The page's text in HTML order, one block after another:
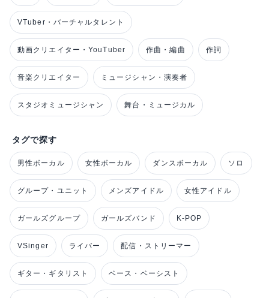
VTuber・バーチャルタレント
動画クリエイター・YouTuber 作曲・編曲 作詞
音楽クリエイター ミュージシャン・演奏者
スタジオミュージシャン 舞台・ミュージカル
タグで探す
男性ボーカル 女性ボーカル ダンスボーカル ソロ
グループ・ユニット メンズアイドル 女性アイドル
ガールズグループ ガールズバンド K-POP
VSinger ライバー 配信・ストリーマー
ギター・ギタリスト ベース・ベーシスト